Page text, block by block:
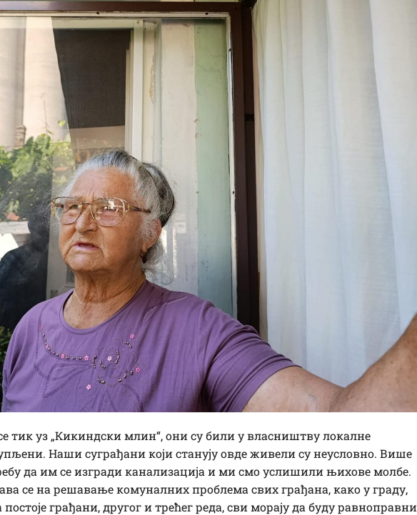
тик уз „Кикиндски млин“, они су били у власништву локалне
Наши суграђани који станују овде живели су неусловно. Више
да им се изгради канализација и ми смо услишили њихове молбе.
се на решавање комуналних проблема свих грађана, како у граду,
грађани, другог и трећег реда, сви морају да буду равноправни